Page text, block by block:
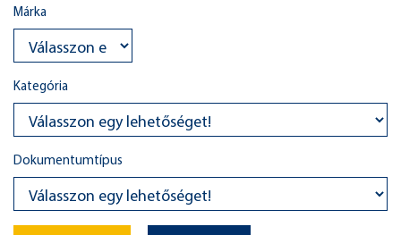
Márka
Kategória
Dokumentumtípus